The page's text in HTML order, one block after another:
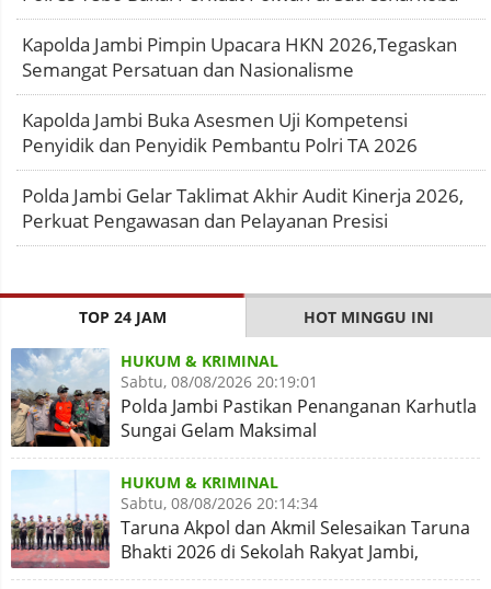
Kapolda Jambi Pimpin Upacara HKN 2026,Tegaskan
Semangat Persatuan dan Nasionalisme
Kapolda Jambi Buka Asesmen Uji Kompetensi
Penyidik dan Penyidik Pembantu Polri TA 2026
Polda Jambi Gelar Taklimat Akhir Audit Kinerja 2026,
Perkuat Pengawasan dan Pelayanan Presisi
TOP 24 JAM HOT MINGGU INI
HUKUM & KRIMINAL
Sabtu, 08/08/2026 20:19:01
Polda Jambi Pastikan Penanganan Karhutla
Sungai Gelam Maksimal
HUKUM & KRIMINAL
Sabtu, 08/08/2026 20:14:34
Taruna Akpol dan Akmil Selesaikan Taruna
Bhakti 2026 di Sekolah Rakyat Jambi,
Kegiatan Aman Lancar